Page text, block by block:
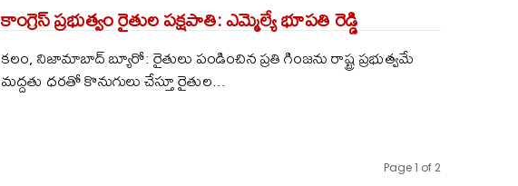
కాంగ్రెస్ ప్రభుత్వం రైతుల పక్షపాతి: ఎమ్మెల్యే భూపతి రెడ్డి
కలం, నిజామాబాద్ బ్యూరో: రైతులు పండించిన ప్రతి గింజను రాష్ట్ర ప్రభుత్వమే
మద్దతు ధరతో కొనుగులు చేస్తూ రైతుల...
Page 1 of 2